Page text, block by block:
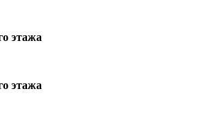
этажа
этажа